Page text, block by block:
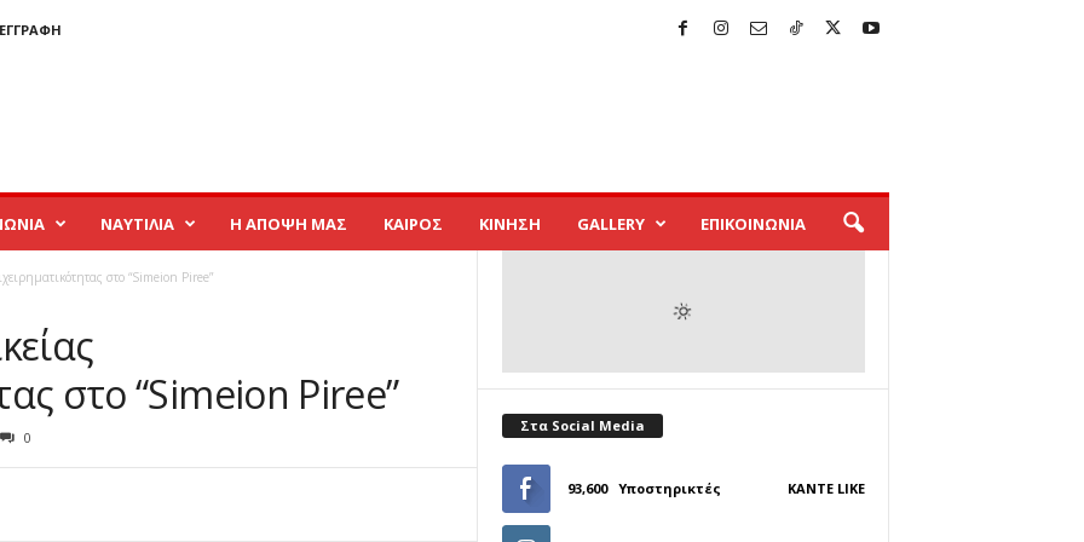
ΝΑΥΤΙΛΙΑ Η ΑΠΟΨΗ ΜΑΣ ΚΑΙΡΟΣ ΚΙΝΗΣΗ GALLERY ΕΠΙΚΟΙΝΩΝΙΑ
στο “Simeion Piree”
στο “Simeion Piree”
0
Στα Social Media
93,600 Υποστηρικτές ΚΆΝΤΕ LIKE